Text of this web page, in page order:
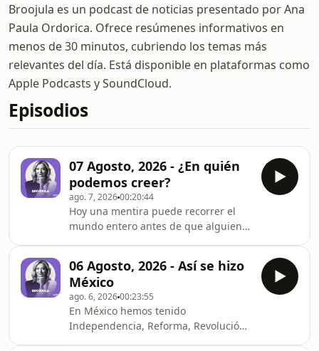
Broojula es un podcast de noticias presentado por Ana
Paula Ordorica. Ofrece resúmenes informativos en
menos de 30 minutos, cubriendo los temas más
relevantes del día. Está disponible en plataformas como
Apple Podcasts y SoundCloud.
Episodios
07 Agosto, 2026 - ¿En quién
podemos creer?
ago. 7, 202600:20:44
Hoy una mentira puede recorrer el
mundo entero antes de que alguien
muchas veces el daño ya está hecho.
Vivimos en una época en la que
cualquiera puede convertirse en
medio de comunicación, donde la
inteligencia artificial puede fabricar
fotografías, videos y voces
06 Agosto, 2026 - Así se hizo
México
ago. 6, 202600:23:55
En México hemos tenido
Independencia, Reforma, Revolución,